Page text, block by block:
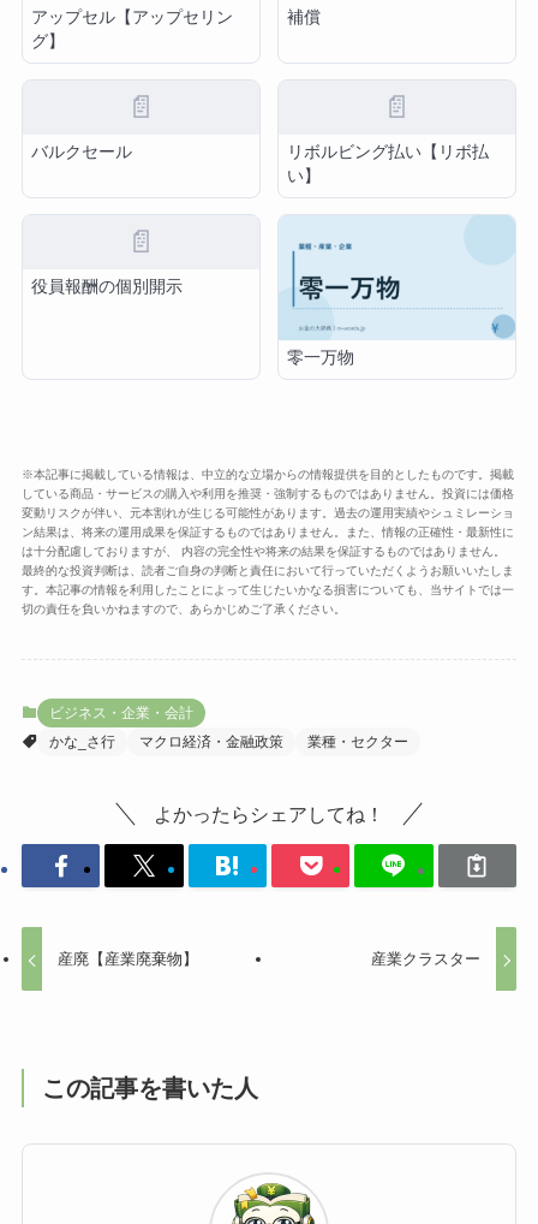
アップセル【アップセリン
グ】
補償
📄
バルクセール
📄
リボルビング払い【リボ払
い】
📄
役員報酬の個別開示
零一万物
※本記事に掲載している情報は、中立的な立場からの情報提供を目的としたものです。掲載
している商品・サービスの購入や利用を推奨・強制するものではありません。投資には価格
変動リスクが伴い、元本割れが生じる可能性があります。過去の運用実績やシュミレーショ
ン結果は、将来の運用成果を保証するものではありません。また、情報の正確性・最新性に
は十分配慮しておりますが、 内容の完全性や将来の結果を保証するものではありません。
最終的な投資判断は、読者ご自身の判断と責任において行っていただくようお願いいたしま
す。本記事の情報を利用したことによって生じたいかなる損害についても、当サイトでは一
切の責任を負いかねますので、あらかじめご了承ください。
ビジネス・企業・会計
かな_さ行
マクロ経済・金融政策 業種・セクター
よかったらシェアしてね！
産廃【産業廃棄物】 産業クラスター
この記事を書いた人